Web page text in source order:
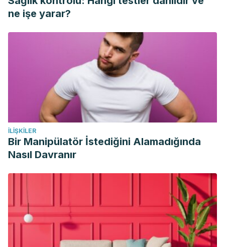
Pública. Guia Metodológica Para La Enseñanza de La
Nutricion y La Alimentacion.
Mango Nutritional Information & Benefits | National Mango
Board. (n.d.). Retrieved January 12, 2019, from
https://www.mango.org/es/nutricion-del-mango/
Semillas de Chia propiedades, beneficios y
contraindicaciones. (n.d.). Retrieved January 12, 2019, from
http://www.chiasemillas.es/
Propiedades del melón | Zonas de cultivo, información
nutricional y cómo elegirlos. (n.d.). Retrieved January 12,
Remolacha, propiedades y beneficios | ECOagricultor.
https://www.ecoagricultor.com/remolacha-beterrada-
beneficios-nutricionales/
ne işe yarar?
İLIŞKILER
Bir Manipülatör İstediğini Alamadığında
Nasıl Davranır